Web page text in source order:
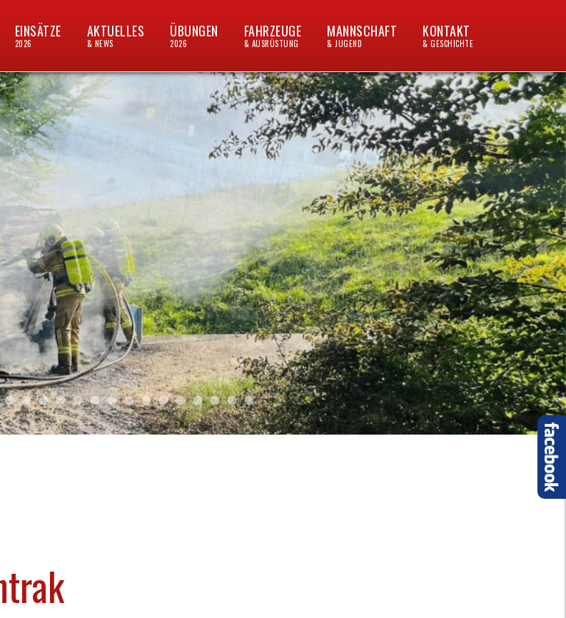
EINSÄTZE
2026
AKTUELLES
& NEWS
ÜBUNGEN
2026
FAHRZEUGE
& AUSRÜSTUNG
MANNSCHAFT
& JUGEND
KONTAKT
& GESCHICHTE
01 04
2024 032024 022024 012023 032023 022023 012021 032021 012019 022019 01Sliderfoto
2018 022018 032018 012016 05